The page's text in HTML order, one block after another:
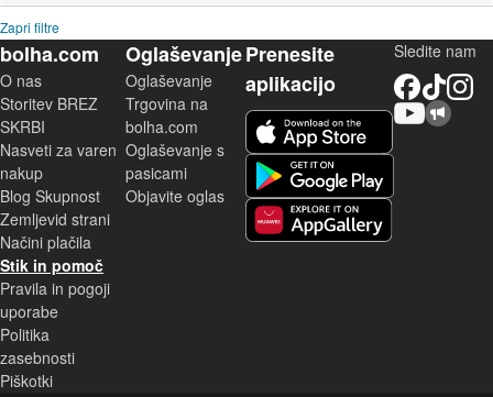
Zapri filtre
bolha.com
O nas
Storitev BREZ
SKRBI
Nasveti za varen
nakup
Blog Skupnost
Zemljevid strani
Načini plačila
Stik in pomoč
Pravila in pogoji
uporabe
Politika
zasebnosti
Piškotki
Oglaševanje
Oglaševanje
Trgovina na
bolha.com
Oglaševanje s
pasicami
Objavite oglas
Prenesite
aplikacijo
Sledite nam